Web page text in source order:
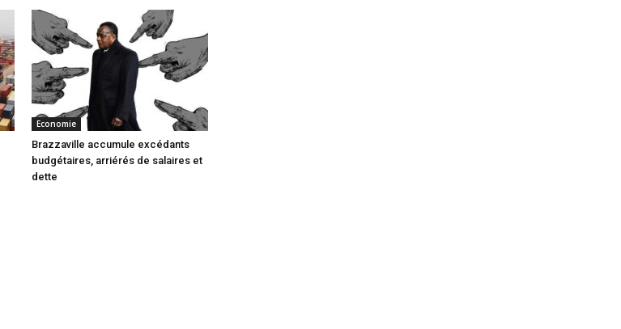
Economie
Brazzaville accumule excédants
budgétaires, arriérés de salaires et
dette